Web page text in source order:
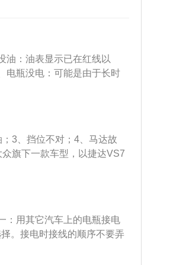
油：油表显示已在红线以
电瓶没电：可能是由于长时
议给电瓶充电或者去修理厂
不踩离合也会打不着火。打
点火线圈绕组短路，会使点
火花塞电极变黑较快。建议
故障：会导致汽车打火打不
如果空气滤清器状态不佳
、冒黑烟、会抱缸、引起
并且会造成发动机工作性能
感器一旦发生故障，发动机
模块损坏或线路短路造成
3、挡位不对；4、马达故
旗下一款车型，以捷达VS7
1644mm，轴距为2730mm。
独立前悬架、多连杆式独立
：用其它汽车上的电瓶接电
。接电时接线的顺序不要弄
动机搭铁。拆卸的顺序与此